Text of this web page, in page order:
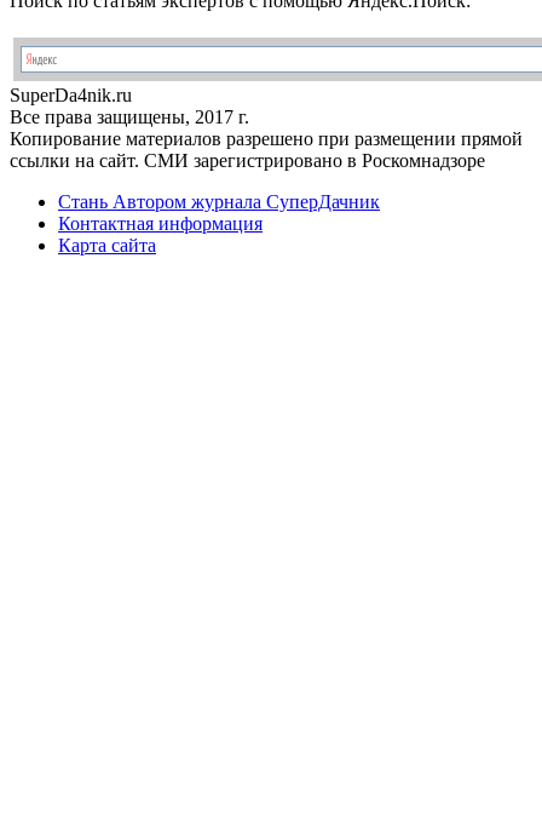
SuperDa4nik.ru
Все права защищены, 2017 г.
Копирование материалов разрешено при размещении прямой
ссылки на сайт. СМИ зарегистрировано в Роскомнадзоре
Стань Автором журнала СуперДачник
Контактная информация
Карта сайта